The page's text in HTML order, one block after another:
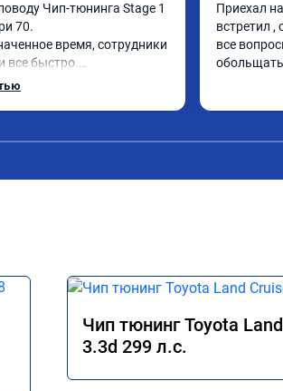
Чип-тюнинга Stage 1
70.
время, сотрудники
все быстро.
всë устраивает.
Приехал
встретил ,
все
Чип тюнинг Toyota
3.3d 299 л.с.